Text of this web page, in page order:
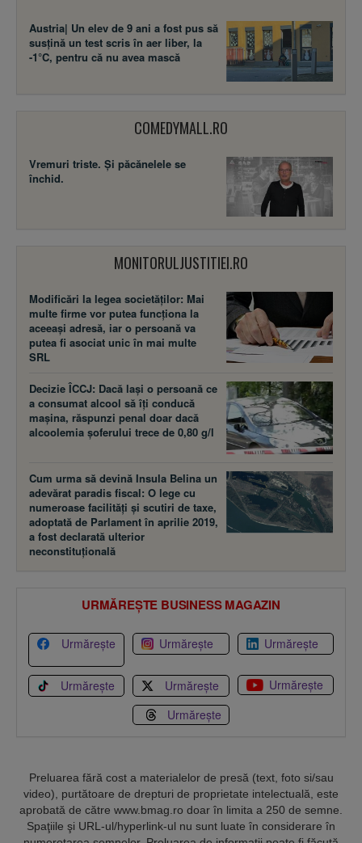
Austria| Un elev de 9 ani a fost pus să
susţină un test scris în aer liber, la
-1°C, pentru că nu avea mască
COMEDYMALL.RO
Vremuri triste. Şi păcănelele se
închid.
MONITORULJUSTITIEI.RO
Modificări la legea societăţilor: Mai
multe firme vor putea funcţiona la
aceeaşi adresă, iar o persoană va
putea fi asociat unic în mai multe
SRL
Decizie ÎCCJ: Dacă laşi o persoană ce
a consumat alcool să îţi conducă
maşina, răspunzi penal doar dacă
alcoolemia şoferului trece de 0,80 g/l
Cum urma să devină Insula Belina un
adevărat paradis fiscal: O lege cu
numeroase facilităţi şi scutiri de taxe,
adoptată de Parlament în aprilie 2019,
a fost declarată ulterior
neconstituţională
URMĂREȘTE BUSINESS MAGAZIN
Urmărește Urmărește Urmărește
Urmărește Urmărește
Urmărește
Urmărește
Preluarea fără cost a materialelor de presă (text, foto si/sau
video), purtătoare de drepturi de proprietate intelectuală, este
aprobată de către www.bmag.ro doar în limita a 250 de semne.
Spaţiile şi URL-ul/hyperlink-ul nu sunt luate în considerare în